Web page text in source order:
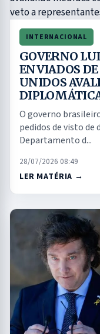
INTERNACIONAL
GOVERNO
ENVIADOS
UNIDOS
O governo
pedidos de visto
Departamento d...
28/07/2026 08:49
LER MATÉRIA →